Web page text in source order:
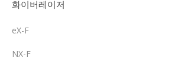
화이버레이저
eX-F
NX-F